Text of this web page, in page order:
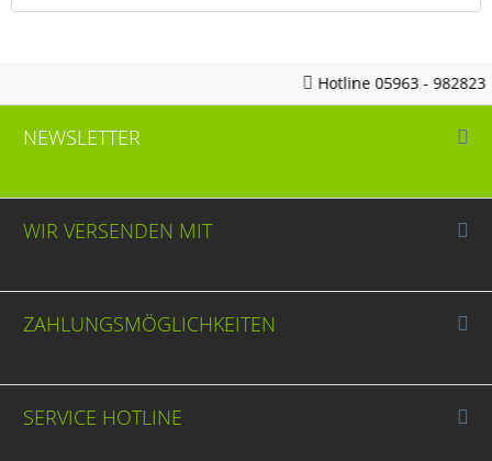
Hotline 05963 - 982823
NEWSLETTER
WIR VERSENDEN MIT
ZAHLUNGSMÖGLICHKEITEN
SERVICE HOTLINE